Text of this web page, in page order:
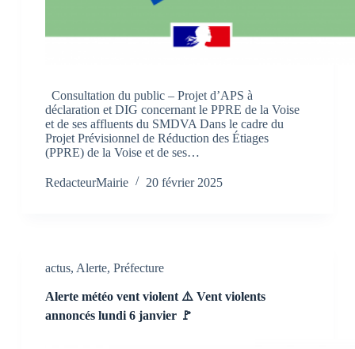
Consultation du public – Projet d’APS à
déclaration et DIG concernant le PPRE de la Voise
et de ses affluents du SMDVA Dans le cadre du
Projet Prévisionnel de Réduction des Étiages
(PPRE) de la Voise et de ses…
RedacteurMairie 20 février 2025
actus, Alerte, Préfecture
Alerte météo vent violent ⚠️ Vent violents
annoncés lundi 6 janvier 🚩